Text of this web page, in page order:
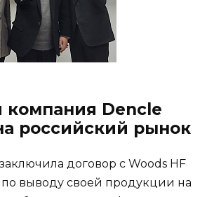
компания Dencle
российский рынок
договор с Woods HF
по выводу своей продукции на